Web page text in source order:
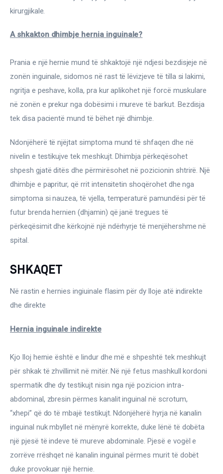
Psikologji
Sëmundje infektive
COVID-19
Risite shkencore dhe mjekesore per COVID-19
Semundjet e zemres
Të njohim ilaçet/suplementet
kirurgjikale.
A shkakton dhimbje hernia inguinale?
Prania e një hernie mund të shkaktojë një ndjesi bezdisjeje në
zonën inguinale, sidomos në rast të lëvizjeve të tilla si lakimi,
ngritja e peshave, kolla, pra kur aplikohet një forcë muskulare
në zonën e prekur nga dobësimi i mureve të barkut. Bezdisja
tek disa pacientë mund të bëhet një dhimbje.
Ndonjëherë të njëjtat simptoma mund të shfaqen dhe në
nivelin e testikujve tek meshkujt. Dhimbja përkeqësohet
shpesh gjatë ditës dhe përmirësohet në pozicionin shtrirë. Një
dhimbje e papritur, që rrit intensitetin shoqërohet dhe nga
simptoma si nauzea, të vjella, temperaturë pamundësi për të
futur brenda hernien (dhjamin) që janë tregues të
përkeqësimit dhe kërkojnë një ndërhyrje të menjëhershme në
spital.
SHKAQET
Në rastin e hernies ingiuinale flasim për dy lloje atë indirekte
dhe direkte
Hernia inguinale indirekte
Kjo lloj hernie është e lindur dhe më e shpeshtë tek meshkujt
për shkak të zhvillimit në mitër. Në një fetus mashkull kordoni
spermatik dhe dy testikujt nisin nga një pozicion intra-
abdominal, zbresin përmes kanalit inguinal në scrotum,
“xhepi” që do të mbajë testikujt. Ndonjëherë hyrja në kanalin
inguinal nuk mbyllet në mënyrë korrekte, duke lënë të dobëta
një pjesë të indeve të mureve abdominale. Pjesë e vogël e
zorrëve rrëshqet në kanalin inguinal përmes murit të dobët
duke provokuar një hernie.